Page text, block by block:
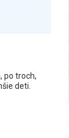
po troch,
deti.